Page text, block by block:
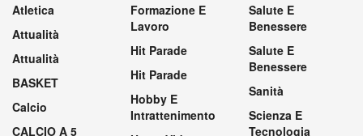
Atletica
Attualità
Attualità
BASKET
Calcio
CALCIO A 5
Formazione E
Lavoro
Hit Parade
Hit Parade
Hobby E
Intrattenimento
Salute E
Benessere
Salute E
Benessere
Sanità
Scienza E
Tecnologia